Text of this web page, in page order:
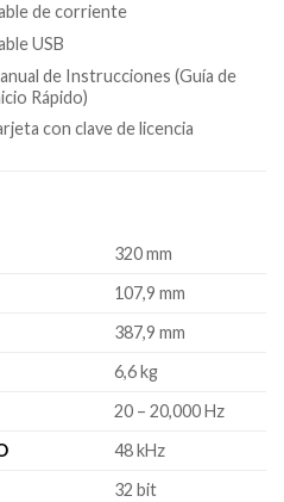
de corriente
USB
de Instrucciones (Guía de
Rápido)
con clave de licencia
320 mm
107,9 mm
387,9 mm
6,6 kg
20 – 20,000 Hz
48 kHz
32 bit